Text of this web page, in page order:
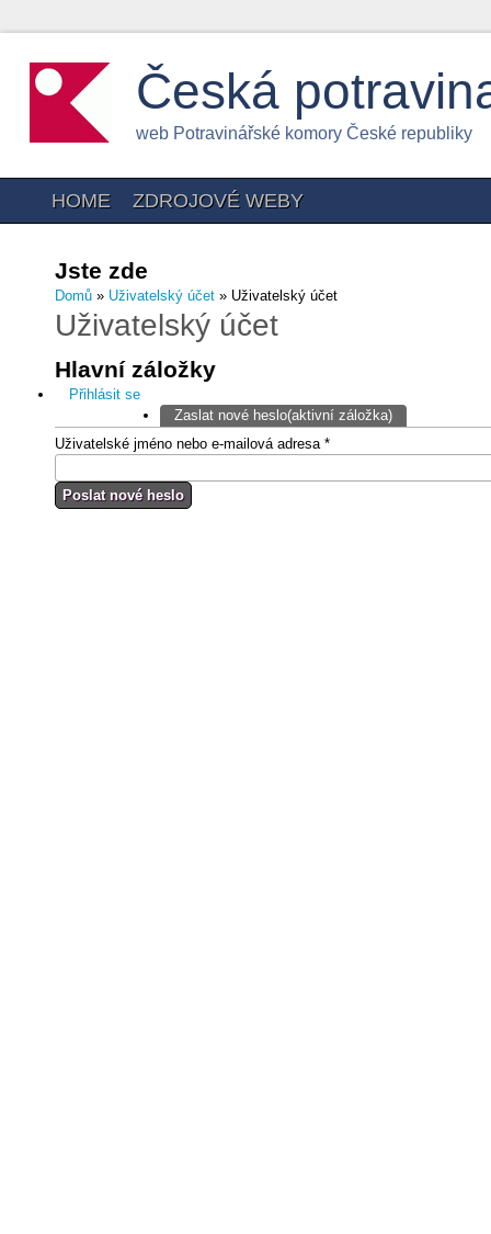
Česká
web Potravinářské komory České republiky
HOME ZDROJOVÉ WEBY
Jste zde
Domů » Uživatelský účet » Uživatelský účet
Uživatelský účet
Hlavní záložky
Přihlásit se
Zaslat nové heslo(aktivní záložka)
Uživatelské jméno nebo e-mailová adresa *